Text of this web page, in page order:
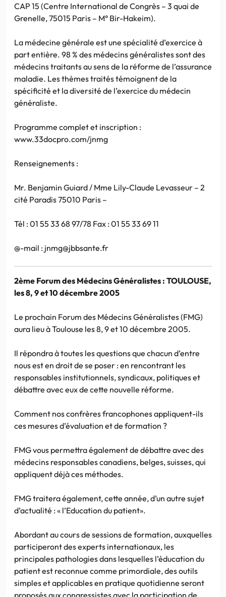
CAP 15 (Centre International de Congrès – 3 quai de
Grenelle, 75015 Paris – M° Bir-Hakeim).
La médecine générale est une spécialité d’exercice à
part entière. 98 % des médecins généralistes sont des
médecins traitants au sens de la réforme de l’assurance
maladie. Les thèmes traités témoignent de la
spécificité et la diversité de l’exercice du médecin
généraliste.
Programme complet et inscription :
www.33docpro.com/jnmg
Renseignements :
Mr. Benjamin Guiard / Mme Lily-Claude Levasseur – 2
cité Paradis 75010 Paris –
Tél : 01 55 33 68 97/78 Fax : 01 55 33 69 11
@-mail : jnmg@jbbsante.fr
2ème Forum des Médecins Généralistes : TOULOUSE,
les 8, 9 et 10 décembre 2005
Le prochain Forum des Médecins Généralistes (FMG)
aura lieu à Toulouse les 8, 9 et 10 décembre 2005.
Il répondra à toutes les questions que chacun d’entre
nous est en droit de se poser : en rencontrant les
responsables institutionnels, syndicaux, politiques et
débattre avec eux de cette nouvelle réforme.
Comment nos confrères francophones appliquent-ils
ces mesures d’évaluation et de formation ?
FMG vous permettra également de débattre avec des
médecins responsables canadiens, belges, suisses, qui
appliquent déjà ces méthodes.
FMG traitera également, cette année, d’un autre sujet
d’actualité : « l’Education du patient».
Abordant au cours de sessions de formation, auxquelles
participeront des experts internationaux, les
principales pathologies dans lesquelles l’éducation du
patient est reconnue comme primordiale, des outils
simples et applicables en pratique quotidienne seront
proposés aux congressistes avec la participation de